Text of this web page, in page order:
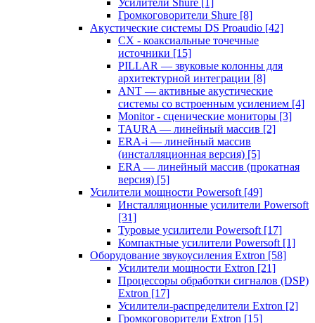
Усилители Shure [1]
Громкоговорители Shure [8]
Акустические системы DS Proaudio [42]
CX - коаксиальные точечные
источники [15]
PILLAR — звуковые колонны для
архитектурной интеграции [8]
ANT — активные акустические
системы со встроенным усилением [4]
Monitor - сценические мониторы [3]
TAURA — линейный массив [2]
ERA-i — линейный массив
(инсталляционная версия) [5]
ERA — линейный массив (прокатная
версия) [5]
Усилители мощности Powersoft [49]
Инсталляционные усилители Powersoft
[31]
Туровые усилители Powersoft [17]
Компактные усилители Powersoft [1]
Оборудование звукоусиления Extron [58]
Усилители мощности Extron [21]
Процессоры обработки сигналов (DSP)
Extron [17]
Усилители-распределители Extron [2]
Громкоговорители Extron [15]